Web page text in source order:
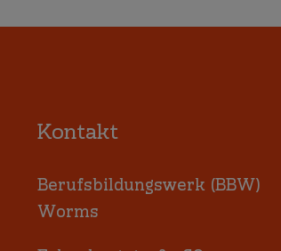
Kontakt
Berufsbildungswerk (BBW)
Worms